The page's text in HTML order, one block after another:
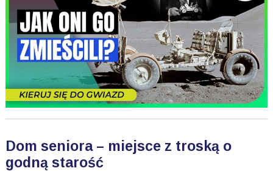
Dom seniora – miejsce z troską o
godną starość